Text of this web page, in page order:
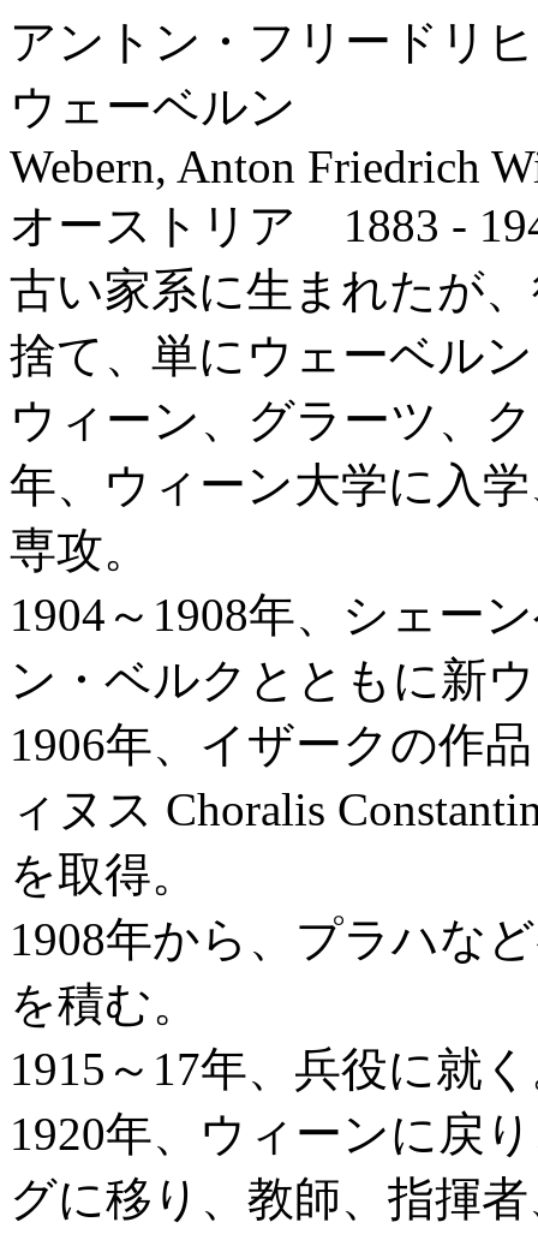
アントン・フリードリ
ウェーベルン
Webern, Anton Friedrich
オーストリア 1883 -
古い家系に生まれたが
捨て、単にウェーベル
ウィーン、グラーツ、
年、ウィーン大学に入
専攻。
1904～1908年、シェー
ン・ベルクとともに新
1906年、イザークの作
ィヌス Choralis
を取得。
1908年から、プラハな
を積む。
1915～17年、兵役に就
1920年、ウィーンに戻
グに移り、教師、指揮